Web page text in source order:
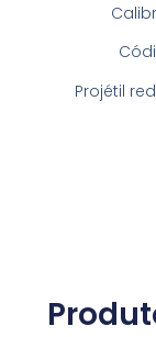
Projétil